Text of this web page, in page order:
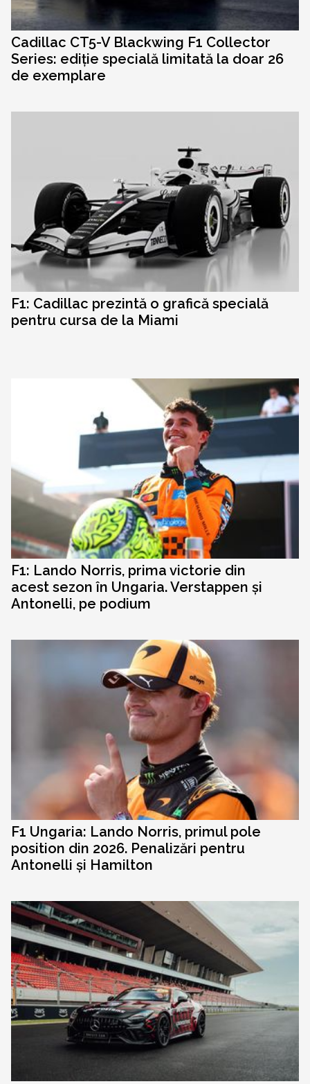
Cadillac CT5-V Blackwing F1 Collector
Series: ediție specială limitată la doar 26
de exemplare
F1: Cadillac prezintă o grafică specială
pentru cursa de la Miami
F1: Lando Norris, prima victorie din
acest sezon în Ungaria. Verstappen și
Antonelli, pe podium
F1 Ungaria: Lando Norris, primul pole
position din 2026. Penalizări pentru
Antonelli și Hamilton